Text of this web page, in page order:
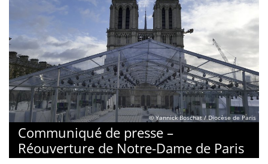
© Yannick Boschat / Diocèse de Paris
Communiqué de presse –
Réouverture de Notre-Dame de Paris